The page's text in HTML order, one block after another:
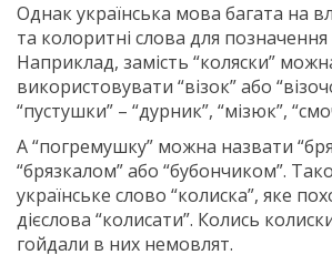
Однак українська мова багата на
та колоритні слова для
Наприклад, замість “коляски”
використовувати “візок” або
“пустушки” – “дурник”, “мізюк”,
А “погремушку” можна назвати
“брязкалом” або “бубончиком”.
українське слово “колиска”, яке
дієслова “колисати”. Колись
гойдали в них немовлят.